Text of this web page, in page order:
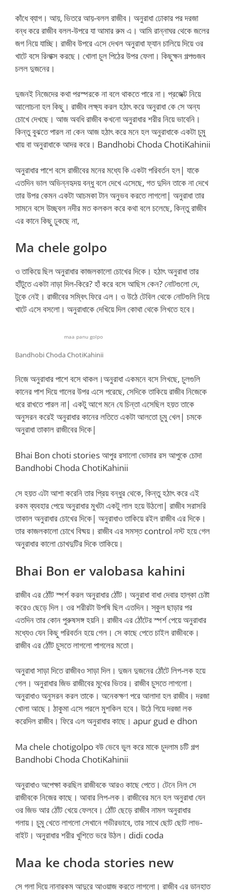
কাঁধে ব্যাগ। আয়, ভিতরে আয়-বলল রাজীব। অনুরাধা ঢোকার পর দরজা
বন্ধ করে রাজীব বলল-উপরে যা আমার রুম এ। আমি রান্নাঘর থেকে জলের
জগ নিয়ে যাচ্ছি। রাজীব উপরে এসে দেখল অনুরাধা ফ্যান চালিয়ে দিয়ে ওর
খাটে বসে রিলাক্স করছে। খোলা চুল পিঠের উপর ফেলা। কিছুক্ষন গল্পগুজব
চলল দুজনের।
দুজনই নিজেদের কথা পরস্পরকে না বলে থাকতে পারে না। প্রজেক্ট নিয়ে
আলোচনা হল কিছু। রাজীব লক্ষ্য করল হঠাৎ করে অনুরাধা কে সে অন্য
চোখে দেখছে। আজ অবধি রাজীব কখনো অনুরাধার শরীর নিয়ে ভাবেনি।
কিন্তু বুঝতে পারল না কেন আজ হঠাৎ করে মনে হল অনুরাধাকে একটা চুমু
খায় বা অনুরাধাকে আদর করে। Bandhobi Choda ChotiKahinii
অনুরাধার পাশে বসে রাজীবের মনের মধ্যে কি একটা পরিবর্তন হল| যাকে
এতদিন ভাল অভিন্নহৃদয় বন্ধু বলে দেখে এসেছে, গত দুদিন তাকে না দেখে
তার উপর কেমন একটা আচমকা টান অনুভব করতে লাগলো| অনুরাধা তার
সামনে বসে উচ্ছ্বল নদীর মত কলকল করে কথা বলে চলেছে, কিন্তু রাজীব
এর কানে কিছু ঢুকছে না,
Ma chele golpo
ও তাকিয়ে ছিল অনুরাধার কাজলকালো চোখের দিকে। হঠাৎ অনুরাধা তার
হাঁটুতে একটা নাড়া দিল-কিরে? হাঁ করে বসে আছিস কেন? নোটগুলো দে,
টুকে নেই। রাজীবের সম্বিৎ ফিরে এল। ও উঠে টেবিল থেকে নোটগুলি নিয়ে
খাটে এসে বসলো। অনুরাধাকে দেখিয়ে দিল কোথা থেকে লিখতে হবে।
maa panu golpo
Bandhobi Choda ChotiKahinii
নিজে অনুরাধার পাশে বসে থাকল।অনুরাধা একমনে বসে লিখছে, চুলগুলি
কানের পাশ দিয়ে গালের উপর এসে পরেছে, সেদিকে তাকিয়ে রাজীব নিজেকে
ধরে রাখতে পারল না| একটু আগে মনে যে চিন্তা এসেছিল হয়ত তাকে
অনুসরন করেই অনুরাধার কানের লতিতে একটা আলতো চুমু খেল| চমকে
অনুরাধা তাকাল রাজীবের দিকে|
Bhai Bon choti stories আপুর রসালো ভোদার রস আপুকে চোদা
Bandhobi Choda ChotiKahinii
সে হয়ত এটা আশা করেনি তার প্রিয় বন্ধুর থেকে, কিন্তু হঠাৎ করে এই
রকম ব্যবহার পেয়ে অনুরাধার মুখটা একটু লাল হয়ে উঠলো| রাজীব সরাসরি
তাকাল অনুরাধার চোখের দিকে| অনুরাধাও তাকিয়ে রইল রাজীব এর দিকে।
তার কাজলকালো চোখে বিষ্ময়। রাজীব এর সমস্ত control নস্ট হয়ে গেল
অনুরাধার কালো চোখদুটির দিকে তাকিয়ে।
Bhai Bon er valobasa kahini
রাজীব এর ঠোঁট স্পর্শ করল অনুরাধার ঠোঁট। অনুরাধা বাধা দেবার হাল্কা চেষ্টা
করেও ছেড়ে দিল। ওর শরীরটা উপষি ছিল এতদিন। স্কুল ছাড়ার পর
এতদিন তার কোন পুরুষসঙ্গ হয়নি। রাজীব এর ঠোঁটের স্পর্শ পেয়ে অনুরাধার
মধ্যেও যেন কিছু পরিবর্তন হয়ে গেল। সে কাছে পেতে চাইল রাজীবকে।
রাজীব এর ঠোঁট চুসতে লাগলো পাগলের মতো।
অনুরাধা সাড়া দিতে রাজীবও সাড়া দিল। দুজন দুজনের ঠোঁটে লিপ-লক হয়ে
গেল। অনুরাধার জিভ রাজীবের মুখের ভিতর। রাজীব চুসতে লাগলো।
অনুরাধাও অনুসরন করল তাকে। অনেকক্ষণ পরে আলাদা হল রাজীব। দরজা
খোলা আছে। ঠাকুমা এসে পরলে মুশকিল হবে। উঠে গিয়ে দরজা লক
করেদিল রাজীব। ফিরে এল অনুরাধার কাছে। apur gud e dhon
Ma chele chotigolpo বউ ভেবে ভুল করে মাকে চুদলাম চটি গল্প
Bandhobi Choda ChotiKahinii
অনুরাধাও অপেক্ষা করছিল রাজীবকে আরও কাছে পেতে। টেনে নিল সে
রাজীবকে নিজের কাছে। আবার লিপ-লক। রাজীবের মনে হল অনুরাধা যেন
ওর জিভ আর ঠোঁট খেয়ে ফেলবে। ঠোঁট ছেড়ে রাজীব নামল অনুরাধার
গলায়। চুমু খেতে লাগলো সেখানে গভীরভাবে, তার সাথে ছোট ছোট লাভ-
বাইট। অনুরাধার শরীর খুশিতে ভরে উঠল। didi coda
Maa ke choda stories new
সে গলা দিয়ে নানারকম আদুরে আওয়াজ করতে লাগলো। রাজীব এর ডানহাত